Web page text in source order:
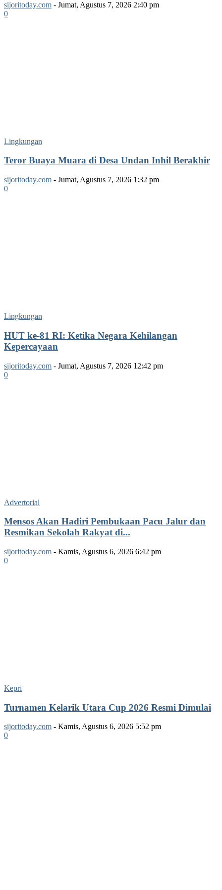
sijoritoday.com - Jumat, Agustus 7, 2026 2:40 pm
0
Lingkungan
Teror Buaya Muara di Desa Undan Inhil Berakhir
sijoritoday.com - Jumat, Agustus 7, 2026 1:32 pm
0
Lingkungan
HUT ke-81 RI: Ketika Negara Kehilangan
Kepercayaan
sijoritoday.com - Jumat, Agustus 7, 2026 12:42 pm
0
Advertorial
Mensos Akan Hadiri Pembukaan Pacu Jalur dan
Resmikan Sekolah Rakyat di...
sijoritoday.com - Kamis, Agustus 6, 2026 6:42 pm
0
Kepri
Turnamen Kelarik Utara Cup 2026 Resmi Dimulai
sijoritoday.com - Kamis, Agustus 6, 2026 5:52 pm
0